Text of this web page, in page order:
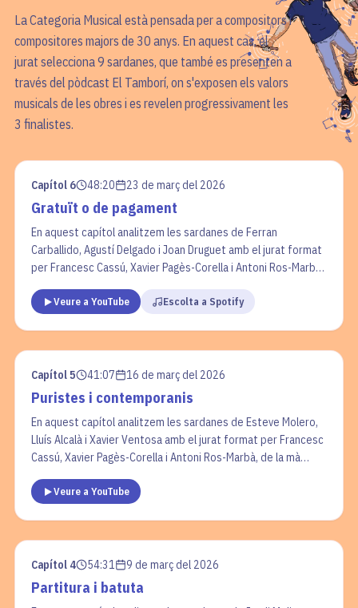
La Categoria Musical està pensada per a compositors i
compositores majors de 30 anys. En aquest cas, el
jurat selecciona 9 sardanes, que també es presenten a
través del pòdcast El Tamborí, on s'exposen els valors
musicals de les obres i es revelen progressivament les
3 finalistes.
Capítol 6 48:20 23 de març del 2026
Gratuït o de pagament
En aquest capítol analitzem les sardanes de Ferran
Carballido, Agustí Delgado i Joan Druguet amb el jurat format
per Francesc Cassú, Xavier Pagès-Corella i Antoni Ros-Marbà,
parlem de les trompetes. A “L’interludi”, comentem a través
Veure a YouTube Escolta a Spotify
Capítol 5 41:07 16 de març del 2026
Puristes i contemporanis
En aquest capítol analitzem les sardanes de Esteve Molero,
Lluís Alcalà i Xavier Ventosa amb el jurat format per Francesc
Cassú, Xavier Pagès-Corella i Antoni Ros-Marbà, de la mà
del director. A “L’interludi”, reflexionem sobre la possibilitat
Veure a YouTube
Capítol 4 54:31 9 de març del 2026
Partitura i batuta